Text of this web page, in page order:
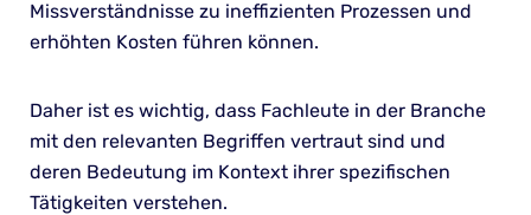
Missverständnisse zu ineffizienten Prozessen und
erhöhten Kosten führen können.
Daher ist es wichtig, dass Fachleute in der Branche
mit den relevanten Begriffen vertraut sind und
deren Bedeutung im Kontext ihrer spezifischen
Tätigkeiten verstehen.